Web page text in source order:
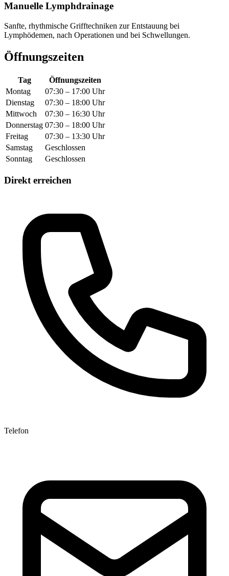
Manuelle Lymphdrainage
Sanfte, rhythmische Grifftechniken zur Entstauung bei
Lymphödemen, nach Operationen und bei Schwellungen.
Öffnungszeiten
Tag
Öffnungszeiten
Montag
07:30 – 17:00 Uhr
Dienstag
07:30 – 18:00 Uhr
Mittwoch
07:30 – 16:30 Uhr
Donnerstag 07:30 – 18:00 Uhr
Freitag
07:30 – 13:30 Uhr
Samstag
Geschlossen
Sonntag
Geschlossen
Direkt erreichen
Telefon